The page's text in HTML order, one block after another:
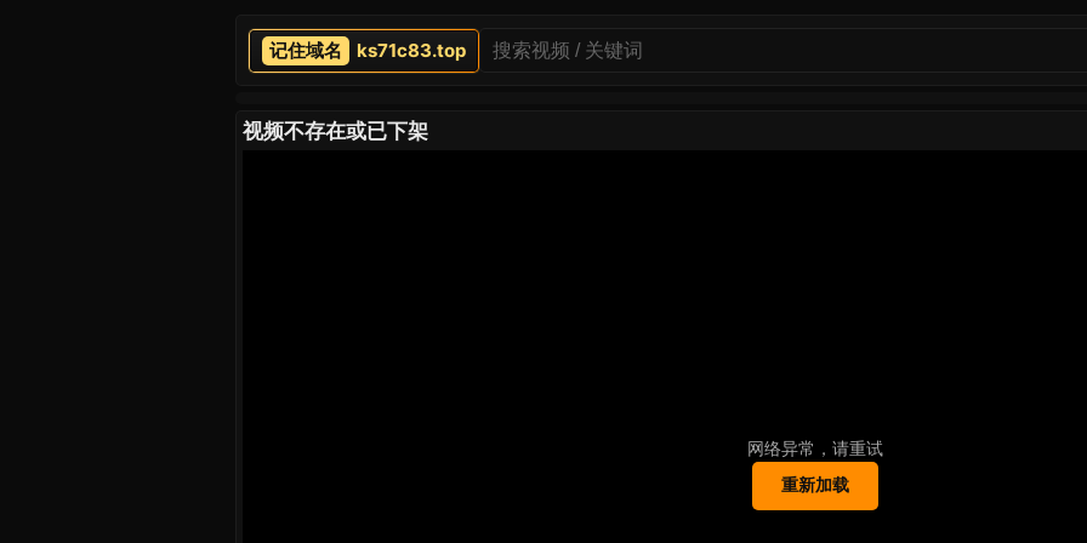
ks71c83.top
视频不存在或已下架
网络异常，请重试
重新加载